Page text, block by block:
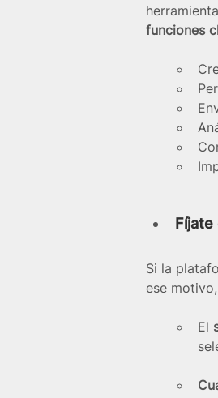
funciones
Fíjate
Si la
ese
El